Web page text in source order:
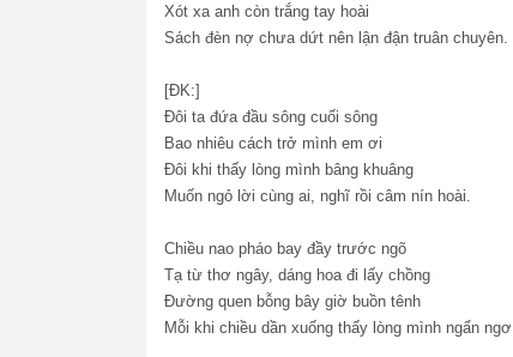
Xót xa anh còn trắng tay hoài
Sách đèn nợ chưa dứt nên lận đận truân chuyên.
[ĐK:]
Đôi ta đứa đầu sông cuối sông
Bao nhiêu cách trở mình em ơi
Đôi khi thấy lòng mình bâng khuâng
Muốn ngỏ lời cùng ai, nghĩ rồi câm nín hoài.
Chiều nao pháo bay đầy trước ngõ
Tạ từ thơ ngây, dáng hoa đi lấy chồng
Đường quen bỗng bây giờ buồn tênh
Mỗi khi chiều dần xuống thấy lòng mình ngẩn ngơ.